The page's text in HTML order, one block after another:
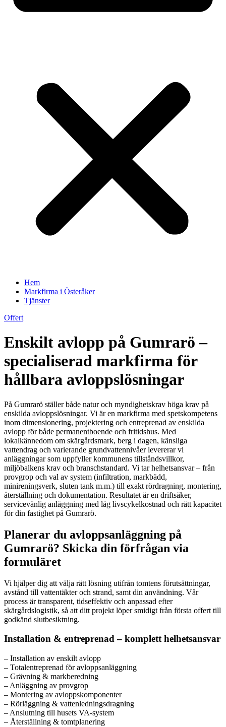
Hem
Markfirma i Österåker
Tjänster
Offert
Enskilt avlopp på Gumrarö –
specialiserad markfirma för
hållbara avloppslösningar
På Gumrarö ställer både natur och myndighetskrav höga krav på
enskilda avloppslösningar. Vi är en markfirma med spetskompetens
inom dimensionering, projektering och entreprenad av enskilda
avlopp för både permanentboende och fritidshus. Med
lokalkännedom om skärgårdsmark, berg i dagen, känsliga
vattendrag och varierande grundvattennivåer levererar vi
anläggningar som uppfyller kommunens tillståndsvillkor,
miljöbalkens krav och branschstandard. Vi tar helhetsansvar – från
provgrop och val av system (infiltration, markbädd,
minireningsverk, sluten tank m.m.) till exakt rördragning, montering,
återställning och dokumentation. Resultatet är en driftsäker,
servicevänlig anläggning med låg livscykelkostnad och rätt kapacitet
för din fastighet på Gumrarö.
Planerar du avloppsanläggning på
Gumrarö? Skicka din förfrågan via
formuläret
Vi hjälper dig att välja rätt lösning utifrån tomtens förutsättningar,
avstånd till vattentäkter och strand, samt din användning. Vår
process är transparent, tidseffektiv och anpassad efter
skärgårdslogistik, så att ditt projekt löper smidigt från första offert till
godkänd slutbesiktning.
Installation & entreprenad – komplett helhetsansvar
– Installation av enskilt avlopp
– Totalentreprenad för avloppsanläggning
– Grävning & markberedning
– Anläggning av provgrop
– Montering av avloppskomponenter
– Rörläggning & vattenledningsdragning
– Anslutning till husets VA-system
– Återställning & tomtplanering